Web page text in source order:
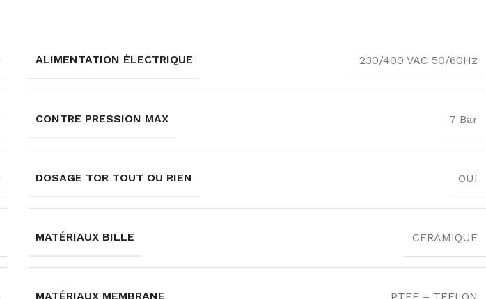
ALIMENTATION ÉLECTRIQUE 230/400 VAC 50/60Hz
CONTRE PRESSION MAX 7 Bar
DOSAGE TOR TOUT OU RIEN OUI
MATÉRIAUX BILLE CERAMIQUE
MATÉRIAUX MEMBRANE PTFE – TEFLON